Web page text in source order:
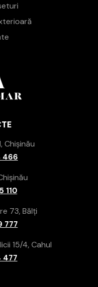
Chișinău
466
110
73, Bălți
777
15/4, Cahul
477